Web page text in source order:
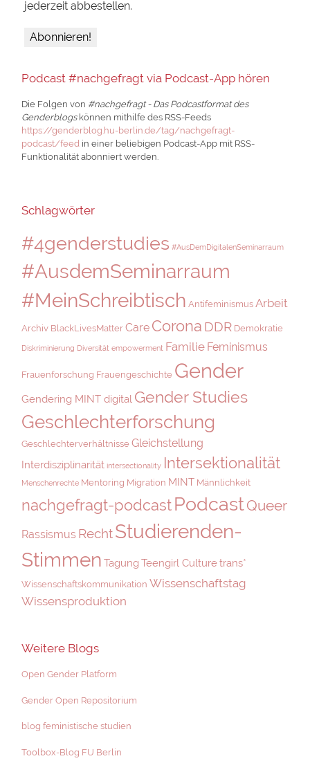
jederzeit abbestellen.
Podcast #nachgefragt via Podcast-App hören
Die Folgen von #nachgefragt - Das Podcastformat des
Genderblogskönnen mithilfe des RSS-Feeds
https://genderblog.hu-berlin.de/tag/nachgefragt-
podcast/feed in einer beliebigen Podcast-App mit RSS-
Funktionalität abonniert werden.
Schlagwörter
#4genderstudies #AusDemDigitalenSeminarraum
#AusdemSeminarraum
#MeinSchreibtisch Antifeminismus Arbeit
Archiv BlackLivesMatter Care Corona DDR Demokratie
Diskriminierung Diversität empowerment Familie Feminismus
Frauenforschung Frauengeschichte Gender
Gendering MINT digital Gender Studies
Geschlechterforschung
Geschlechterverhältnisse Gleichstellung
Interdisziplinarität intersectionality Intersektionalität
Menschenrechte Mentoring Migration MINT Männlichkeit
nachgefragt-podcastPodcastQueer
Rassismus RechtStudierenden-
Stimmen Tagung Teengirl Culturetrans*
Wissenschaftskommunikation Wissenschaftstag
Wissensproduktion
Weitere Blogs
Open Gender Platform
Gender Open Repositorium
blog feministische studien
Toolbox-Blog FU Berlin